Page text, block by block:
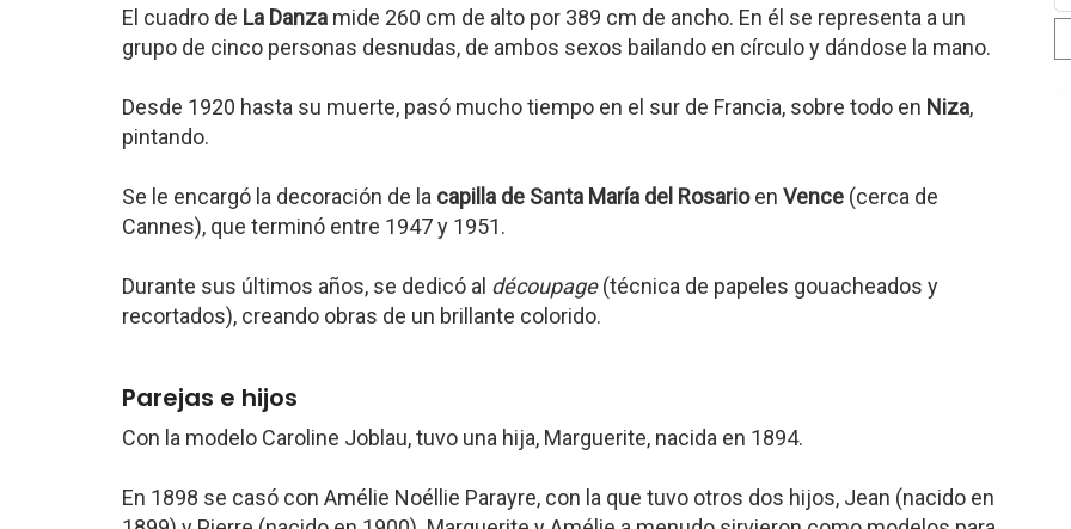
El cuadro de La Danza mide 260 cm de alto por 389 cm de ancho. En él se representa a un
grupo de cinco personas desnudas, de ambos sexos bailando en círculo y dándose la mano.
Desde 1920 hasta su muerte, pasó mucho tiempo en el sur de Francia, sobre todo en Niza,
pintando.
Se le encargó la decoración de la capilla de Santa María del Rosarioen Vence (cerca de
Cannes), que terminó entre 1947 y 1951.
Durante sus últimos años, se dedicó al découpage(técnica de papeles gouacheados y
recortados), creando obras de un brillante colorido.
Parejas e hijos
Con la modelo Caroline Joblau, tuvo una hija, Marguerite, nacida en 1894.
En 1898 se casó con Amélie Noéllie Parayre, con la que tuvo otros dos hijos, Jean (nacido en